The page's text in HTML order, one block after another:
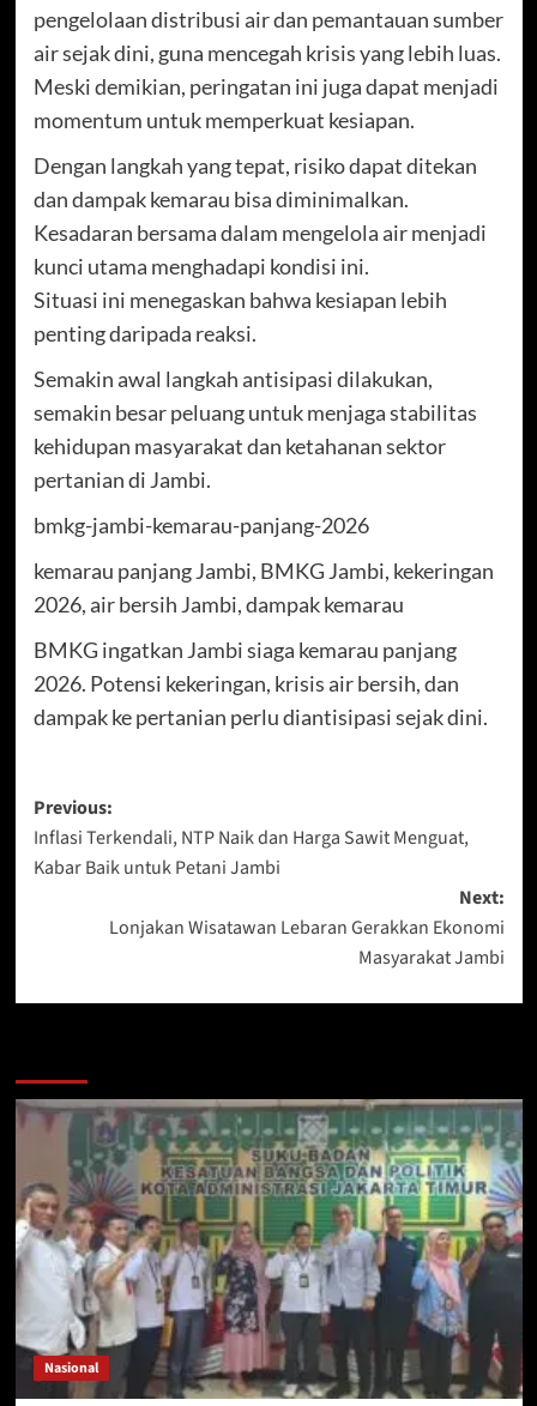
pengelolaan distribusi air dan pemantauan sumber
air sejak dini, guna mencegah krisis yang lebih luas.
Meski demikian, peringatan ini juga dapat menjadi
momentum untuk memperkuat kesiapan.
Dengan langkah yang tepat, risiko dapat ditekan
dan dampak kemarau bisa diminimalkan.
Kesadaran bersama dalam mengelola air menjadi
kunci utama menghadapi kondisi ini.
Situasi ini menegaskan bahwa kesiapan lebih
penting daripada reaksi.
Semakin awal langkah antisipasi dilakukan,
semakin besar peluang untuk menjaga stabilitas
kehidupan masyarakat dan ketahanan sektor
pertanian di Jambi.
bmkg-jambi-kemarau-panjang-2026
kemarau panjang Jambi, BMKG Jambi, kekeringan
2026, air bersih Jambi, dampak kemarau
BMKG ingatkan Jambi siaga kemarau panjang
2026. Potensi kekeringan, krisis air bersih, dan
dampak ke pertanian perlu diantisipasi sejak dini.
Post
navigation
Previous:
Inflasi Terkendali, NTP Naik dan Harga Sawit Menguat,
Kabar Baik untuk Petani Jambi
Next:
Lonjakan Wisatawan Lebaran Gerakkan Ekonomi
Masyarakat Jambi
Nasional